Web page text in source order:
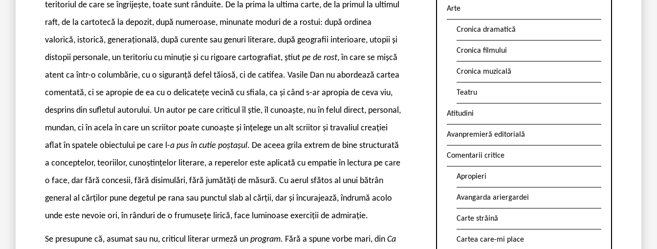
teritoriul de care se îngrijește, toate sunt rânduite. De la prima la ultima carte, de la primul la ultimul
raft, de la cartotecă la depozit, după numeroase, minunate moduri de a rostui: după ordinea
valorică, istorică, generațională, după curente sau genuri literare, după geografii interioare, utopii și
distopii personale, un teritoriu cu minuție și cu rigoare cartografiat, știut pe de rost, în care se mișcă
atent ca într-o columbărie, cu o siguranță defel tăiosă, ci de catifea. Vasile Dan nu abordează cartea
comentată, ci se apropie de ea cu o delicatețe vecină cu sfiala, ca și când s-ar apropia de ceva viu,
desprins din sufletul autorului. Un autor pe care criticul îl știe, îl cunoaște, nu în felul direct, personal,
mundan, ci în acela în care un scriitor poate cunoaște și înțelege un alt scriitor și travaliul creației
aflat în spatele obiectului pe care l-a pus în cutie poștașul. De aceea grila extrem de bine structurată
a conceptelor, teoriilor, cunoștințelor literare, a reperelor este aplicată cu empatie în lectura pe care
o face, dar fără concesii, fără disimulări, fără jumătăți de măsură. Cu aerul sfătos al unui bătrân
general al cărților pune degetul pe rana sau punctul slab al cărții, dar și încurajează, îndrumă acolo
unde este nevoie ori, în rânduri de o frumusețe lirică, face luminoase exerciții de admirație.
Se presupune că, asumat sau nu, criticul literar urmeză un program. Fără a spune vorbe mari, din Ca
Arte
Cronica dramatică
Cronica filmului
Cronica muzicală
Teatru
Atitudini
Avanpremieră editorială
Comentarii critice
Apropieri
Avangarda ariergardei
Carte străină
Cartea care-mi place